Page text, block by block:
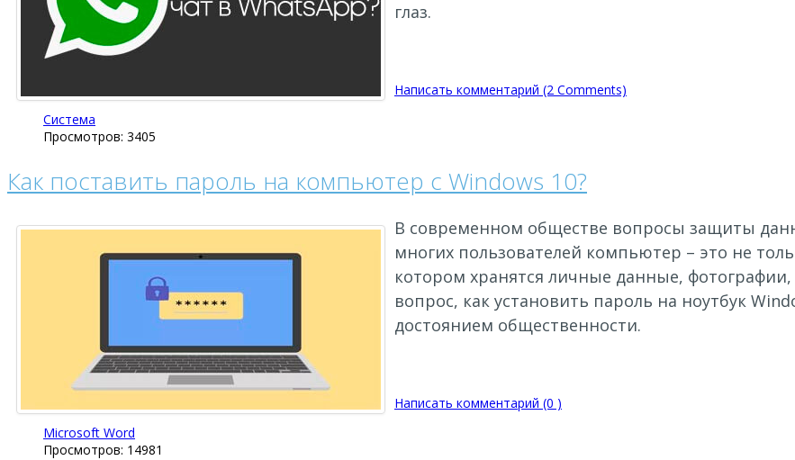
глаз.
Написать комментарий (2 Comments)
Система
Просмотров: 3405
Как поставить пароль на компьютер с Windows 10?
В современном обществе вопросы защиты
многих пользователей компьютер – это не
котором хранятся личные данные,
вопрос, как установить пароль на ноутбук
достоянием общественности.
Написать комментарий (0 )
Microsoft Word
Просмотров: 14981